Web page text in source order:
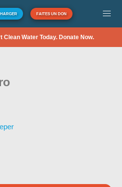
FAITES UN DON
Water Today. Donate Now.